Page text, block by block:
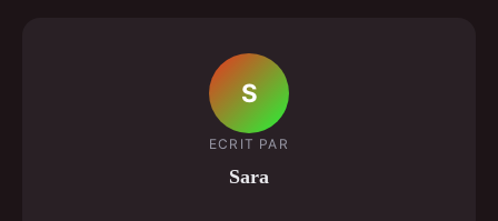
S
ECRIT PAR
Sara